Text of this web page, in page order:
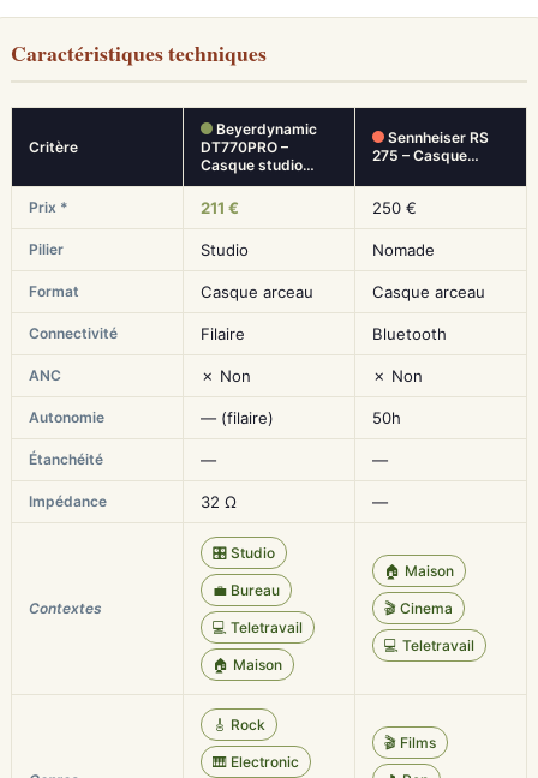
Caractéristiques techniques
Critère
Beyerdynamic
DT770PRO –
Casque studio…
Sennheiser RS
275 – Casque…
Prix * 211 € 250 €
Pilier Studio Nomade
Format Casque arceau Casque arceau
Connectivité Filaire Bluetooth
ANC ✗ Non ✗ Non
Autonomie — (filaire) 50h
Étanchéité — —
Impédance 32 Ω —
Contextes
🎛️ Studio
💼 Bureau
💻 Teletravail
🏠 Maison
🏠 Maison
🎬 Cinema
💻 Teletravail
🎸 Rock
🎹 Electronic
🎬 Films